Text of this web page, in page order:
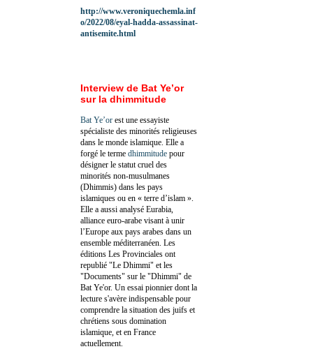
http://www.veroniquechemla.inf
o/2022/08/eyal-hadda-assassinat-
antisemite.html
Interview de Bat Ye’or
sur la dhimmitude
Bat Ye’or est une essayiste
spécialiste des minorités religieuses
dans le monde islamique. Elle a
forgé le terme dhimmitude pour
désigner le statut cruel des
minorités non-musulmanes
(Dhimmis) dans les pays
islamiques ou en « terre d’islam ».
Elle a aussi analysé Eurabia,
alliance euro-arabe visant à unir
l’Europe aux pays arabes dans un
ensemble méditerranéen. Les
éditions Les Provinciales ont
republié "Le Dhimmi" et les
"Documents" sur le "Dhimmi" de
Bat Ye'or. Un essai pionnier dont la
lecture s'avère indispensable pour
comprendre la situation des juifs et
chrétiens sous domination
islamique, et en France
actuellement.